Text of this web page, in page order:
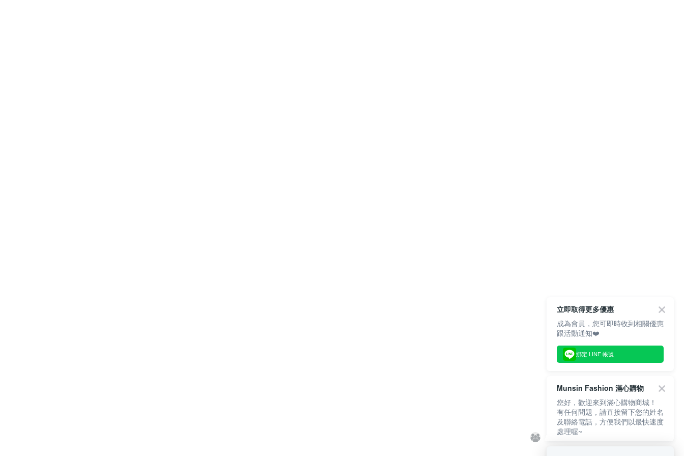
立即取得更多優惠
成為會員，您可即時收到相關優惠
跟活動通知❤️
綁定 LINE 帳號
Munsin Fashion 滿心購物
您好，歡迎來到滿心購物商城！
有任何問題，請直接留下您的姓名
及聯絡電話，方便我們以最快速度
處理喔~